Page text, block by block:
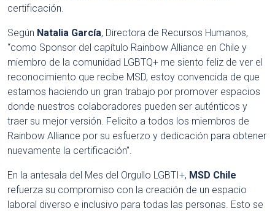
certificación.
Según Natalia García, Directora de Recursos Humanos,
“como Sponsor del capítulo Rainbow Alliance en Chile y
miembro de la comunidad LGBTQ+ me siento feliz de ver el
reconocimiento que recibe MSD, estoy convencida de que
estamos haciendo un gran trabajo por promover espacios
donde nuestros colaboradores pueden ser auténticos y
traer su mejor versión. Felicito a todos los miembros de
Rainbow Alliance por su esfuerzo y dedicación para obtener
nuevamente la certificación”.
En la antesala del Mes del Orgullo LGBTI+, MSD Chile
refuerza su compromiso con la creación de un espacio
laboral diverso e inclusivo para todas las personas. Esto se